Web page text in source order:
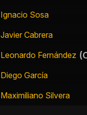
Ignacio Sosa
Javier Cabrera
Leonardo Fernández
Diego García
Maximiliano Silvera